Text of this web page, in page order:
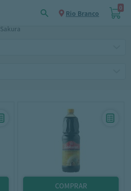
Rio Branco
0
Sakura